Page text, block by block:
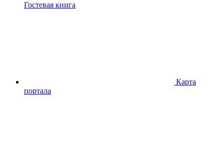
Гостевая книга
Карта
портала